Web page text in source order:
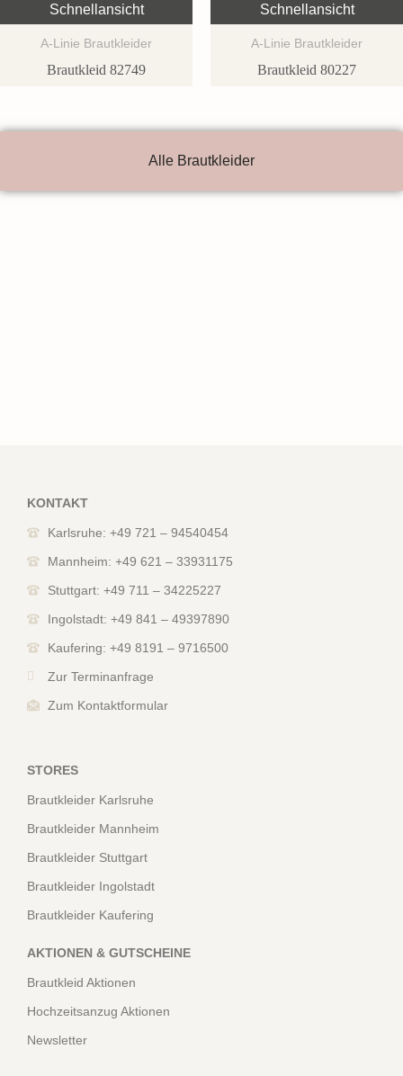
Schnellansicht
A-Linie Brautkleider
Brautkleid 82749
Schnellansicht
A-Linie Brautkleider
Brautkleid 80227
Alle Brautkleider
KONTAKT
Karlsruhe: +49 721 – 94540454
Mannheim: +49 621 – 33931175
Stuttgart: +49 711 – 34225227
Ingolstadt: +49 841 – 49397890
Kaufering: +49 8191 – 9716500
Zur Terminanfrage
Zum Kontaktformular
STORES
Brautkleider Karlsruhe
Brautkleider Mannheim
Brautkleider Stuttgart
Brautkleider Ingolstadt
Brautkleider Kaufering
AKTIONEN & GUTSCHEINE
Brautkleid Aktionen
Hochzeitsanzug Aktionen
Newsletter